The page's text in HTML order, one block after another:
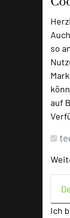
so
auf
Ich